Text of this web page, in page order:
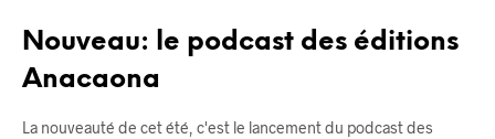
Nouveau: le podcast des éditions
Anacaona
La nouveauté de cet été, c'est le lancement du podcast des